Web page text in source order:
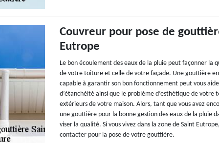
Couvreur pour pose de
Eutrope
Le bon écoulement des eaux de la pluie peut façonner la
de votre toiture et celle de votre façade. Une gouttière
capable à garantir son bon fonctionnement peut vous
d’étanchéité ainsi que le problème d’esthétique de votre
extérieurs de votre maison. Alors, tant que vous avez
une gouttière pour la bonne gestion des eaux de la pluie
viser la qualité. Si vous vivez dans la zone de Saint
contacter pour la pose de votre gouttière.